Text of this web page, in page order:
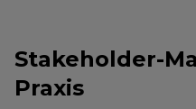
Stakeholder-
Praxis